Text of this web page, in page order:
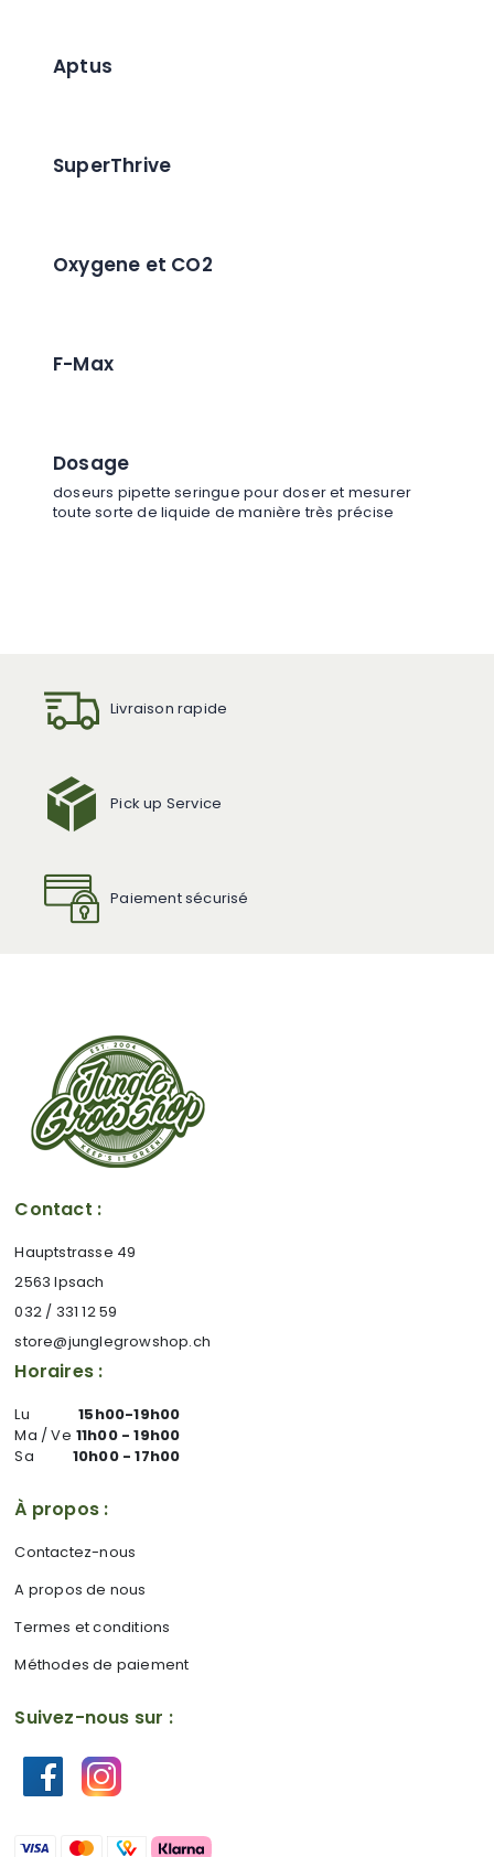
Aptus
SuperThrive
Oxygene et CO2
F-Max
Dosage
doseurs pipette seringue pour doser et mesurer
toute sorte de liquide de manière très précise
Livraison rapide
Pick up Service
Paiement sécurisé
Contact :
Hauptstrasse 49
2563 Ipsach
032 / 331 12 59
store@junglegrowshop.ch
Horaires :
Lu
15h00-19h00
Ma / Ve 11h00 - 19h00
Sa
10h00 - 17h00
À propos :
Contactez-nous
A propos de nous
Termes et conditions
Méthodes de paiement
Suivez-nous sur :